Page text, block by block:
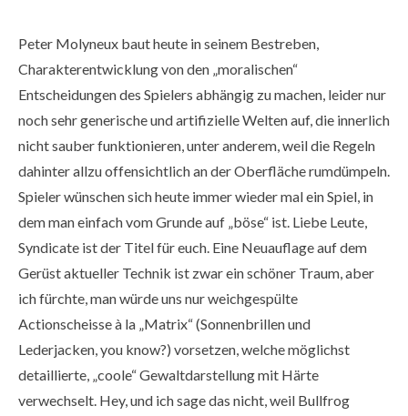
Peter Molyneux baut heute in seinem Bestreben,
Charakterentwicklung von den „moralischen“
Entscheidungen des Spielers abhängig zu machen, leider nur
noch sehr generische und artifizielle Welten auf, die innerlich
nicht sauber funktionieren, unter anderem, weil die Regeln
dahinter allzu offensichtlich an der Oberfläche rumdümpeln.
Spieler wünschen sich heute immer wieder mal ein Spiel, in
dem man einfach vom Grunde auf „böse“ ist. Liebe Leute,
Syndicate ist der Titel für euch. Eine Neuauflage auf dem
Gerüst aktueller Technik ist zwar ein schöner Traum, aber
ich fürchte, man würde uns nur weichgespülte
Actionscheisse à la „Matrix“ (Sonnenbrillen und
Lederjacken, you know?) vorsetzen, welche möglichst
detaillierte, „coole“ Gewaltdarstellung mit Härte
verwechselt. Hey, und ich sage das nicht, weil Bullfrog